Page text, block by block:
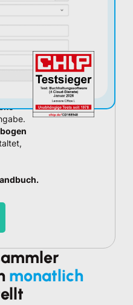
monatlich